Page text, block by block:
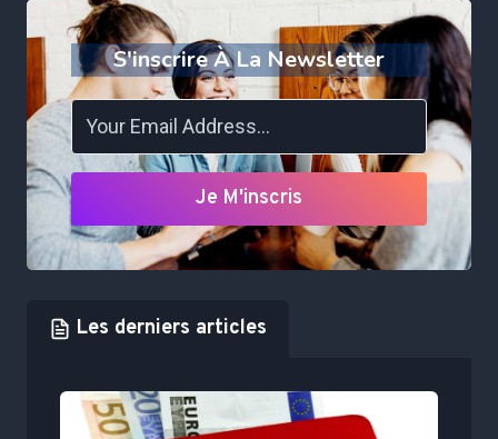
S'inscrire À La Newsletter
Je M'inscris
Les derniers articles